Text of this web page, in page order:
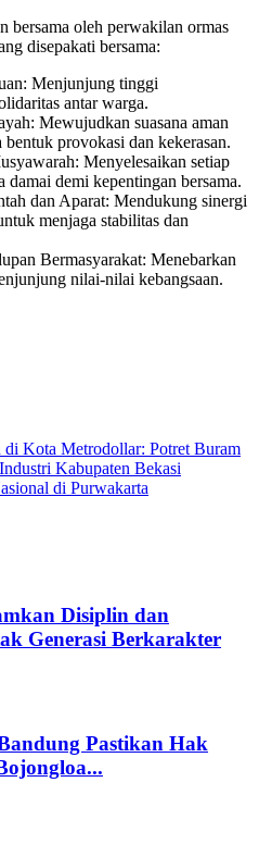
bersama oleh perwakilan ormas
disepakati bersama:
Menjunjung tinggi
antar warga.
Mewujudkan suasana aman
bentuk provokasi dan kekerasan.
Menyelesaikan setiap
damai demi kepentingan bersama.
dan Aparat: Mendukung sinergi
menjaga stabilitas dan
Bermasyarakat: Menebarkan
nilai-nilai kebangsaan.
Kota Metrodollar: Potret Buram
Kabupaten Bekasi
di Purwakarta
Disiplin dan
Generasi Berkarakter
Pastikan Hak